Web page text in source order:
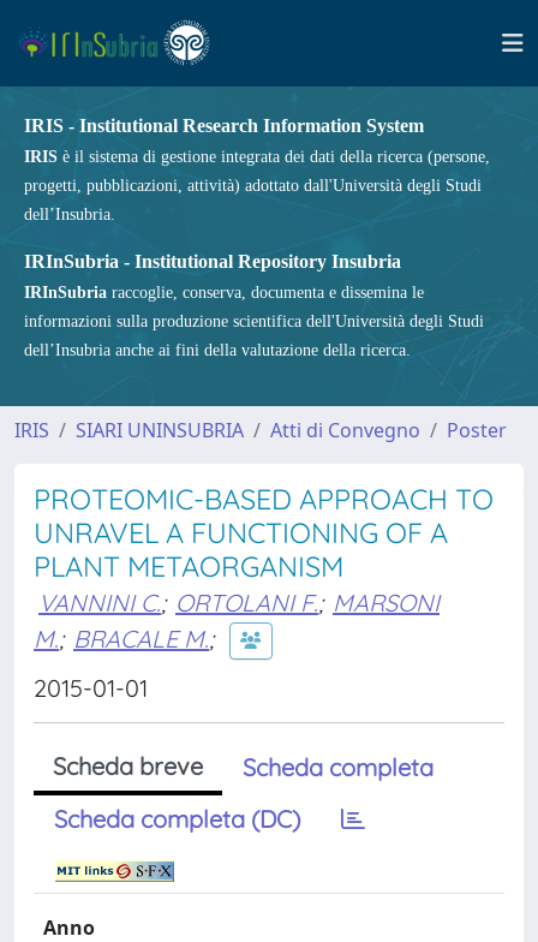
IRIS - Institutional Research Information System
IRIS è il sistema di gestione integrata dei dati della ricerca (persone,
progetti, pubblicazioni, attività) adottato dall'Università degli Studi
dell’Insubria.
IRInSubria - Institutional Repository Insubria
IRInSubria raccoglie, conserva, documenta e dissemina le
informazioni sulla produzione scientifica dell'Università degli Studi
dell’Insubria anche ai fini della valutazione della ricerca.
IRIS SIARI UNINSUBRIA Atti di Convegno Poster
PROTEOMIC-BASED APPROACH TO
UNRAVEL A FUNCTIONING OF A
PLANT METAORGANISM
VANNINI C.; ORTOLANI F.; MARSONI
M.; BRACALE M.;
2015-01-01
Scheda breve
Scheda completa
Scheda completa (DC)
Anno